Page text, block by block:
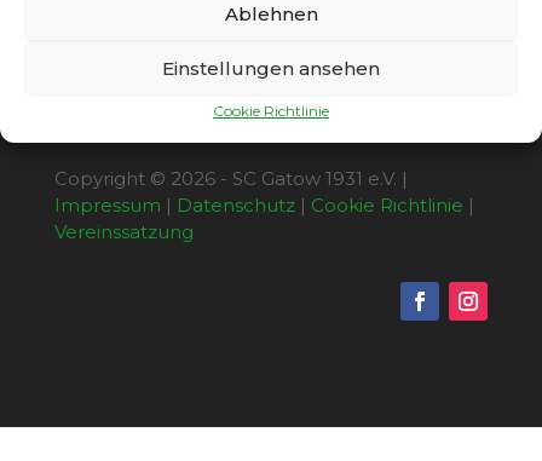
Ablehnen
Einstellungen ansehen
Cookie Richtlinie
Copyright © 2026 - SC Gatow 1931 e.V. |
Impressum | Datenschutz| Cookie Richtlinie |
Vereinssatzung